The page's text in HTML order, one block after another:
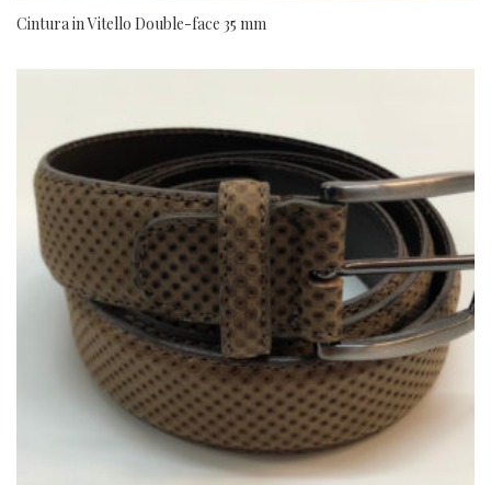
Cintura in Vitello Double-face 35 mm